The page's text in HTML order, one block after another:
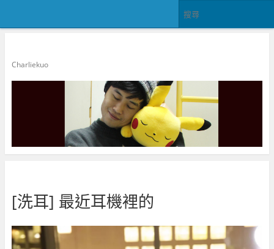
Charliekuo
[洗耳] 最近耳機裡的